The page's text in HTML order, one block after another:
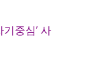
중심’ 사